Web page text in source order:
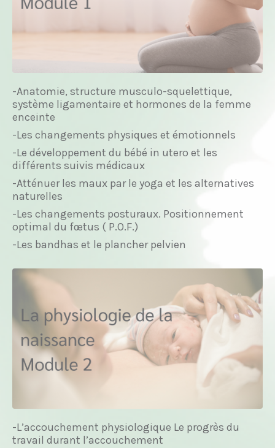
-Anatomie, structure musculo-squelettique,
système ligamentaire et hormones de la femme
enceinte
-Les changements physiques et émotionnels
-Le développement du bébé in utero et les
différents suivis médicaux
-Atténuer les maux par le yoga et les alternatives
naturelles
-Les changements posturaux. Positionnement
optimal du fœtus ( P.O.F.)
-Les bandhas et le plancher pelvien
-L’accouchement physiologique Le progrès du
travail durant l’accouchement